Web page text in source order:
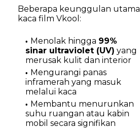
Beberapa keunggulan utama
kaca film Vkool:
Menolak hingga 99%
sinar ultraviolet (UV) yang
merusak kulit dan interior
Mengurangi panas
inframerah yang masuk
melalui kaca
Membantu menurunkan
suhu ruangan atau kabin
mobil secara signifikan